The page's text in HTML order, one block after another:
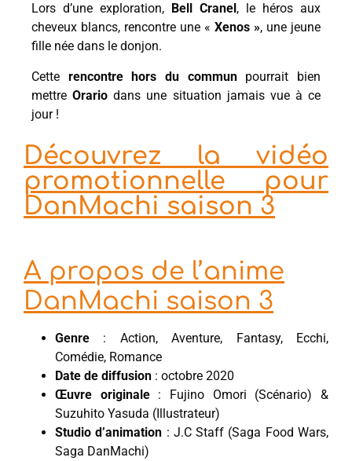
Lors d’une exploration, Bell Cranel , le héros aux
cheveux blancs, rencontre une « Xenos », une jeune
fille née dans le donjon.
Cette rencontre hors du communpourrait bien
mettreOrario dans une situation jamais vue à ce
jour !
Découvrez la vidéo
promotionnelle pour
DanMachi saison 3
A propos de l’anime
DanMachi saison 3
Genre : Action, Aventure, Fantasy, Ecchi,
Comédie, Romance
Date de diffusion : octobre 2020
Œuvre originale : Fujino Omori (Scénario) &
Suzuhito Yasuda (Illustrateur)
Studio d’animation : J.C Staff (Saga Food Wars,
Saga DanMachi)